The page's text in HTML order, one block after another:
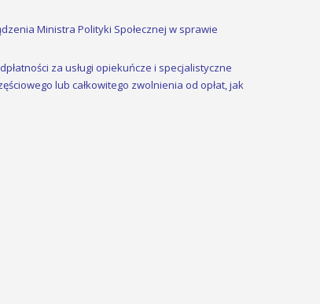
Ministra Polityki Społecznej w sprawie
za usługi opiekuńcze i specjalistyczne
lub całkowitego zwolnienia od opłat, jak